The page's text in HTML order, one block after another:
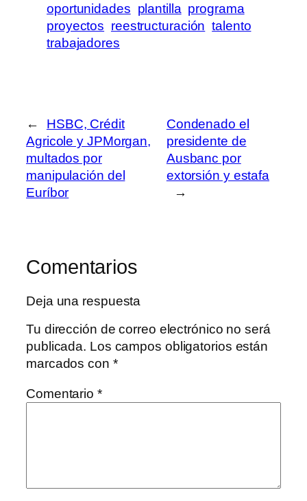
oportunidades plantilla programa
proyectos reestructuración talento
trabajadores
←
HSBC, Crédit
Agricole y JPMorgan,
multados por
manipulación del
Euríbor
Condenado el
presidente de
Ausbanc por
extorsión y estafa
→
Comentarios
Deja una respuesta
Tu dirección de correo electrónico no será
publicada. Los campos obligatorios están
marcados con *
Comentario *